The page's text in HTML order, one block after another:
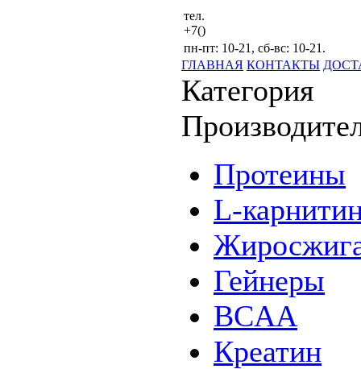
тел.
+7()
пн-пт: 10-21, сб-вс: 10-21.
ГЛАВНАЯ КОНТАКТЫ
Категория
Протеины
L-
Гейнеры
BCAA
Креатин